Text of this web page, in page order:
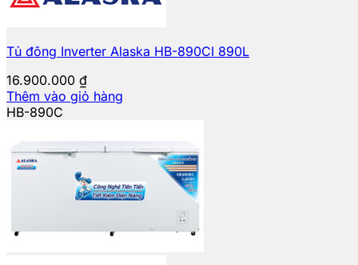
Tủ đông Inverter Alaska HB-890CI 890L
16.900.000 ₫
Thêm vào giỏ hàng
HB-890C